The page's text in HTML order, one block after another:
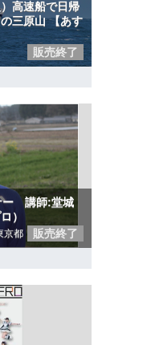
高速船で日帰
三原山 【あす
販売終了
ー 講師:堂城
）
京都 販売終了